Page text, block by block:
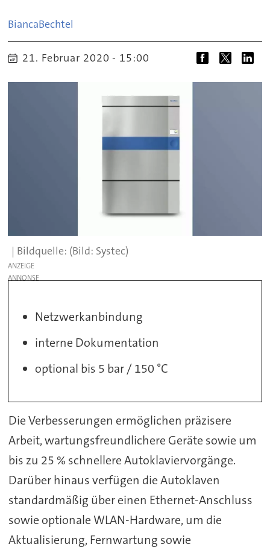
BiancaBechtel
21. Februar 2020 - 15:00
(Bild: Systec)
ANZEIGE
Netzwerkanbindung
interne Dokumentation
optional bis 5 bar / 150 °C
Die Verbesserungen ermöglichen präzisere
Arbeit, wartungsfreundlichere Geräte sowie um
bis zu 25 % schnellere Autoklaviervorgänge.
Darüber hinaus verfügen die Autoklaven
standardmäßig über einen Ethernet-Anschluss
sowie optionale WLAN-Hardware, um die
Aktualisierung, Fernwartung sowie